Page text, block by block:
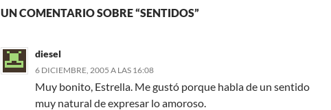
UN COMENTARIO SOBRE “SENTIDOS”
diesel
6 DICIEMBRE, 2005 A LAS 16:08
Muy bonito, Estrella. Me gustó porque habla de un sentido
muy natural de expresar lo amoroso.